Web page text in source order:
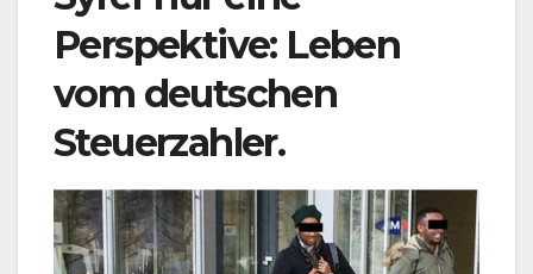
Perspektive: Leben
vom deutschen
Steuerzahler.